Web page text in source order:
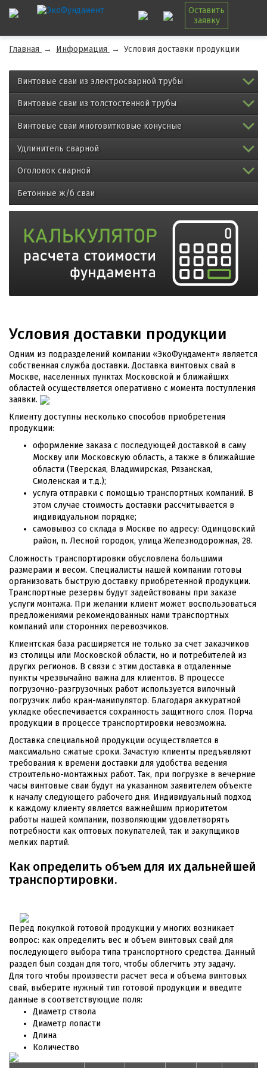
Оставить
заявку
Главная → Информация → Условия доставки продукции
Винтовые сваи из электросварной трубы
Винтовые сваи из толстостенной трубы
Винтовые сваи многовитковые конусные
Удлинитель сварной
Оголовок сварной
Бетонные ж/б сваи
Условия доставки продукции
Одним из подразделений компании «ЭкоФундамент» является
собственная служба доставки. Доставка винтовых свай в
Москве, населенных пунктах Московской и ближайших
областей осуществляется оперативно с момента поступления
заявки.
Клиенту доступны несколько способов приобретения
продукции:
оформление заказа с последующей доставкой в саму
Москву или Московскую область, а также в ближайшие
области (Тверская, Владимирская, Рязанская,
Смоленская и т.д.);
услуга отправки с помощью транспортных компаний. В
этом случае стоимость доставки рассчитывается в
индивидуальном порядке;
самовывоз со склада в Москве по адресу: Одинцовский
район, п. Лесной городок, улица Железнодорожная, 28.
Сложность транспортировки обусловлена большими
размерами и весом. Специалисты нашей компании готовы
организовать быструю доставку приобретенной продукции.
Транспортные резервы будут задействованы при заказе
услуги монтажа. При желании клиент может воспользоваться
предложениями рекомендованных нами транспортных
компаний или сторонних перевозчиков.
Клиентская база расширяется не только за счет заказчиков
из столицы или Московской области, но и потребителей из
других регионов. В связи с этим доставка в отдаленные
пункты чрезвычайно важна для клиентов. В процессе
погрузочно-разгрузочных работ используется вилочный
погрузчик либо кран-манипулятор. Благодаря аккуратной
укладке обеспечивается сохранность защитного слоя. Порча
продукции в процессе транспортировки невозможна.
Доставка специальной продукции осуществляется в
максимально сжатые сроки. Зачастую клиенты предъявляют
требования к времени доставки для удобства ведения
строительно-монтажных работ. Так, при погрузке в вечерние
часы винтовые сваи будут на указанном заявителем объекте
к началу следующего рабочего дня. Индивидуальный подход
к каждому клиенту является важнейшим приоритетом
работы нашей компании, позволяющим удовлетворять
потребности как оптовых покупателей, так и закупщиков
мелких партий.
Как определить объем для их дальнейшей
транспортировки.
Перед покупкой готовой продукции у многих возникает
вопрос: как определить вес и объем винтовых свай для
последующего выбора типа транспортного средства. Данный
раздел был создан для того, чтобы облегчить эту задачу.
Для того чтобы произвести расчет веса и объема винтовых
свай, выберите нужный тип готовой продукции и введите
данные в соответствующие поля:
Диаметр ствола
Диаметр лопасти
Длина
Количество